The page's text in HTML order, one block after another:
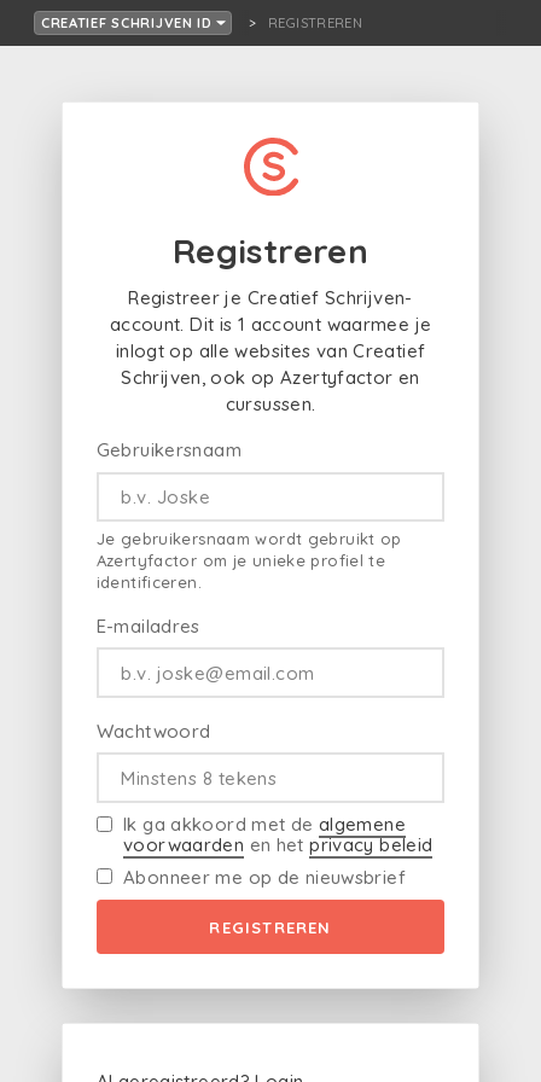
CREATIEF SCHRIJVEN ID REGISTREREN
Registreren
Registreer je Creatief Schrijven-
account. Dit is 1 account waarmee je
inlogt op alle websites van Creatief
Schrijven, ook op Azertyfactor en
cursussen.
Gebruikersnaam
Je gebruikersnaam wordt gebruikt op
Azertyfactor om je unieke profiel te
identificeren.
E-mailadres
Wachtwoord
Ik ga akkoord met de algemene
voorwaarden en hetprivacy beleid
Abonneer me op de nieuwsbrief
REGISTREREN